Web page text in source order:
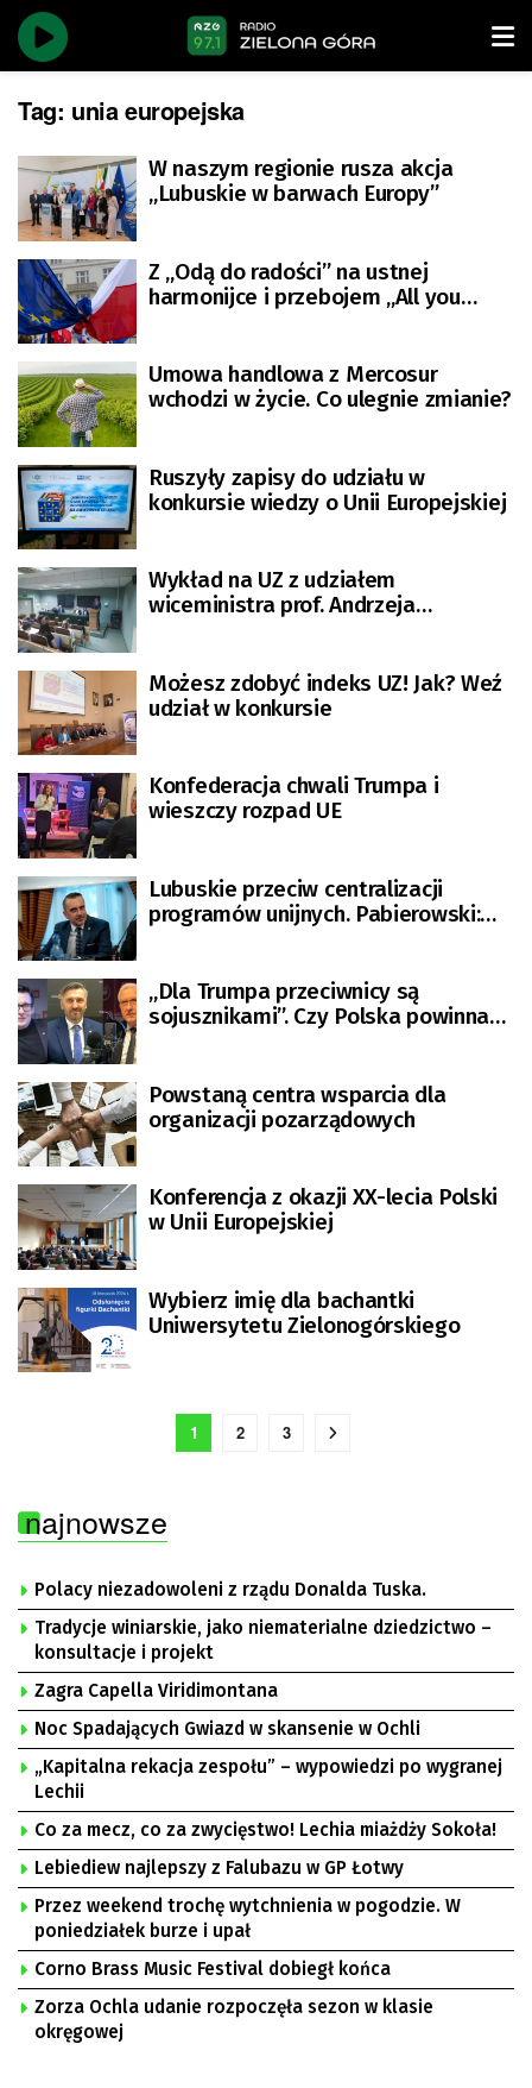
Tag: unia europejska
W naszym regionie rusza akcja
„Lubuskie w barwach Europy”
Z „Odą do radości” na ustnej
harmonijce i przebojem „All you
Umowa handlowa z Mercosur
wchodzi w życie. Co ulegnie zmianie?
Ruszyły zapisy do udziału w
konkursie wiedzy o Unii Europejskiej
Wykład na UZ z udziałem
wiceministra prof. Andrzeja
Możesz zdobyć indeks UZ! Jak? Weź
udział w konkursie
Konfederacja chwali Trumpa i
wieszczy rozpad UE
Lubuskie przeciw centralizacji
programów unijnych. Pabierowski:
„Dla Trumpa przeciwnicy są
sojusznikami”. Czy Polska powinna
Powstaną centra wsparcia dla
organizacji pozarządowych
Konferencja z okazji XX-lecia Polski
w Unii Europejskiej
Wybierz imię dla bachantki
Uniwersytetu Zielonogórskiego
1 2 3
najnowsze
Polacy niezadowoleni z rządu Donalda Tuska.
Tradycje winiarskie, jako niematerialne dziedzictwo –
konsultacje i projekt
Zagra Capella Viridimontana
Noc Spadających Gwiazd w skansenie w Ochli
„Kapitalna rekacja zespołu” – wypowiedzi po wygranej
Lechii
Co za mecz, co za zwycięstwo! Lechia miażdży Sokoła!
Lebiediew najlepszy z Falubazu w GP Łotwy
Przez weekend trochę wytchnienia w pogodzie. W
poniedziałek burze i upał
Corno Brass Music Festival dobiegł końca
Zorza Ochla udanie rozpoczęła sezon w klasie
okręgowej